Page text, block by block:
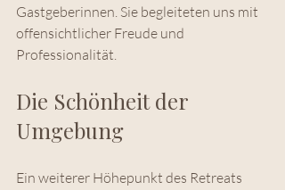
Gastgeberinnen. Sie begleiteten uns mit
offensichtlicher Freude und
Professionalität.
Die Schönheit der
Umgebung
Ein weiterer Höhepunkt des Retreats